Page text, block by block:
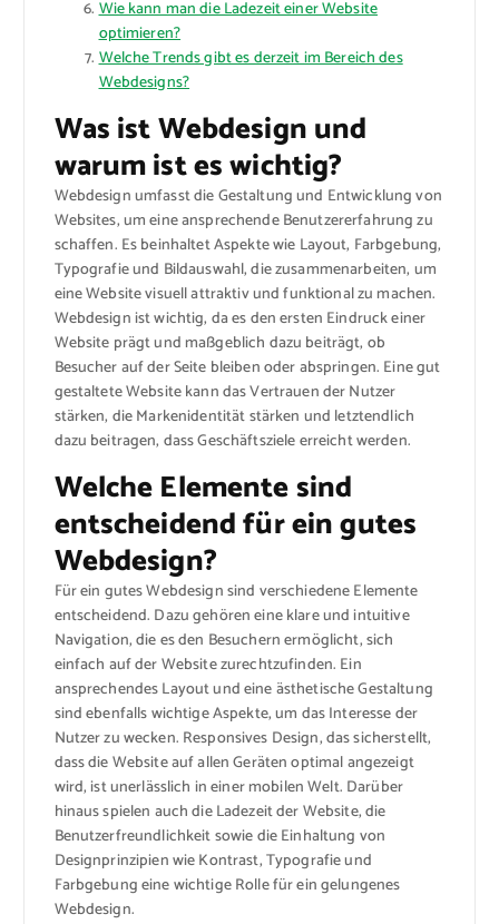
Wie kann man die Ladezeit einer Website
optimieren?
Welche Trends gibt es derzeit im Bereich des
Webdesigns?
Was ist Webdesign und
warum ist es wichtig?
Webdesign umfasst die Gestaltung und Entwicklung von
Websites, um eine ansprechende Benutzererfahrung zu
schaffen. Es beinhaltet Aspekte wie Layout, Farbgebung,
Typografie und Bildauswahl, die zusammenarbeiten, um
eine Website visuell attraktiv und funktional zu machen.
Webdesign ist wichtig, da es den ersten Eindruck einer
Website prägt und maßgeblich dazu beiträgt, ob
Besucher auf der Seite bleiben oder abspringen. Eine gut
gestaltete Website kann das Vertrauen der Nutzer
stärken, die Markenidentität stärken und letztendlich
dazu beitragen, dass Geschäftsziele erreicht werden.
Welche Elemente sind
entscheidend für ein gutes
Webdesign?
Für ein gutes Webdesign sind verschiedene Elemente
entscheidend. Dazu gehören eine klare und intuitive
Navigation, die es den Besuchern ermöglicht, sich
einfach auf der Website zurechtzufinden. Ein
ansprechendes Layout und eine ästhetische Gestaltung
sind ebenfalls wichtige Aspekte, um das Interesse der
Nutzer zu wecken. Responsives Design, das sicherstellt,
dass die Website auf allen Geräten optimal angezeigt
wird, ist unerlässlich in einer mobilen Welt. Darüber
hinaus spielen auch die Ladezeit der Website, die
Benutzerfreundlichkeit sowie die Einhaltung von
Designprinzipien wie Kontrast, Typografie und
Farbgebung eine wichtige Rolle für ein gelungenes
Webdesign.